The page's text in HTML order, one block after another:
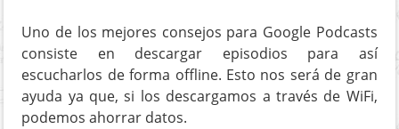
Uno de los mejores consejos para Google Podcasts
consiste en descargar episodios para así
escucharlos de forma offline. Esto nos será de gran
ayuda ya que, si los descargamos a través de WiFi,
podemos ahorrar datos.